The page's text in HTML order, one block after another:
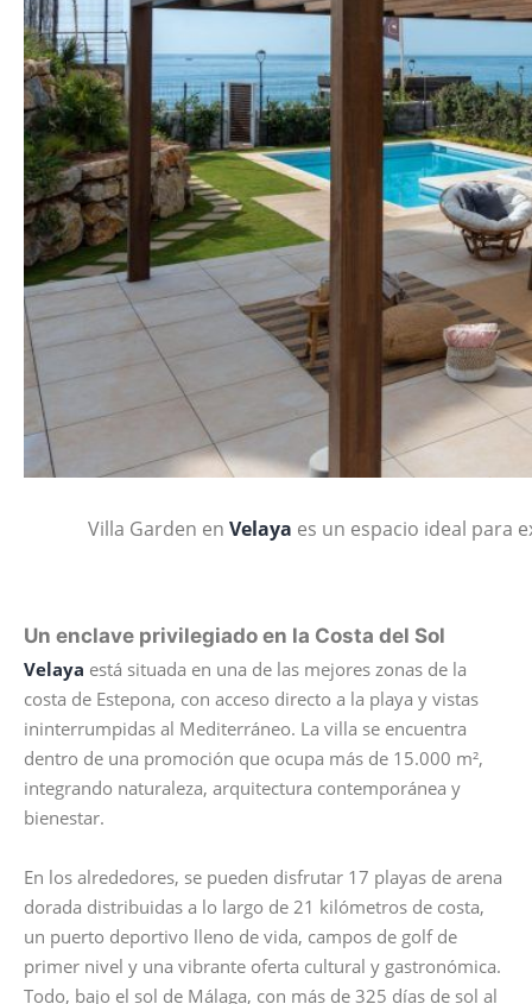
Villa Garden en Velaya es un espacio ideal para
Un enclave privilegiado en la Costa del Sol
Velaya está situada en una de las mejores zonas de la
costa de Estepona, con acceso directo a la playa y vistas
ininterrumpidas al Mediterráneo. La villa se encuentra
dentro de una promoción que ocupa más de 15.000 m²,
integrando naturaleza, arquitectura contemporánea y
bienestar.
En los alrededores, se pueden disfrutar 17 playas de arena
dorada distribuidas a lo largo de 21 kilómetros de costa,
un puerto deportivo lleno de vida, campos de golf de
primer nivel y una vibrante oferta cultural y gastronómica.
Todo, bajo el sol de Málaga, con más de 325 días de sol al